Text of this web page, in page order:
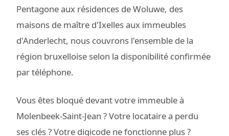
Pentagone aux résidences de Woluwe, des
maisons de maître d'Ixelles aux immeubles
d'Anderlecht, nous couvrons l'ensemble de la
région bruxelloise selon la disponibilité confirmée
par téléphone.
Vous êtes bloqué devant votre immeuble à
Molenbeek-Saint-Jean ? Votre locataire a perdu
ses clés ? Votre digicode ne fonctionne plus ?